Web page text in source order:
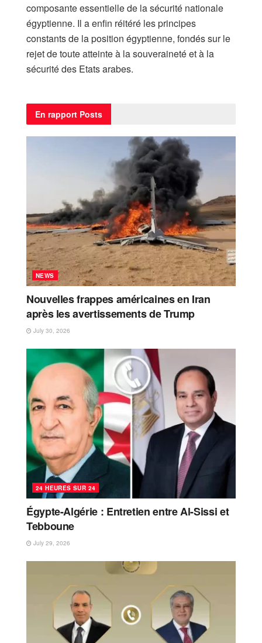
composante essentielle de la sécurité nationale
égyptienne. Il a enfin réitéré les principes
constants de la position égyptienne, fondés sur le
rejet de toute atteinte à la souveraineté et à la
sécurité des Etats arabes.
En rapport Posts
NEWS
Nouvelles frappes américaines en Iran
après les avertissements de Trump
July 30, 2026
24 HEURES SUR 24
Égypte-Algérie : Entretien entre Al-Sissi et
Tebboune
July 29, 2026